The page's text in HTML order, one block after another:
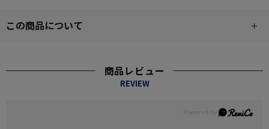
この商品について
商品レビュー
REVIEW